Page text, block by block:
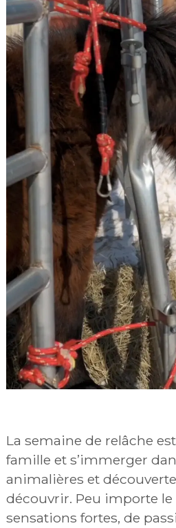
La semaine de relâche
famille et s’immerger
animalières et
découvrir. Peu importe le
sensations fortes, de